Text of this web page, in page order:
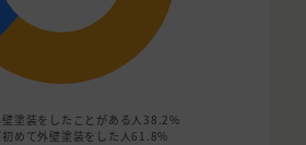
塗装をしたことがある人 38.2%
めて外壁塗装をした人61.8%